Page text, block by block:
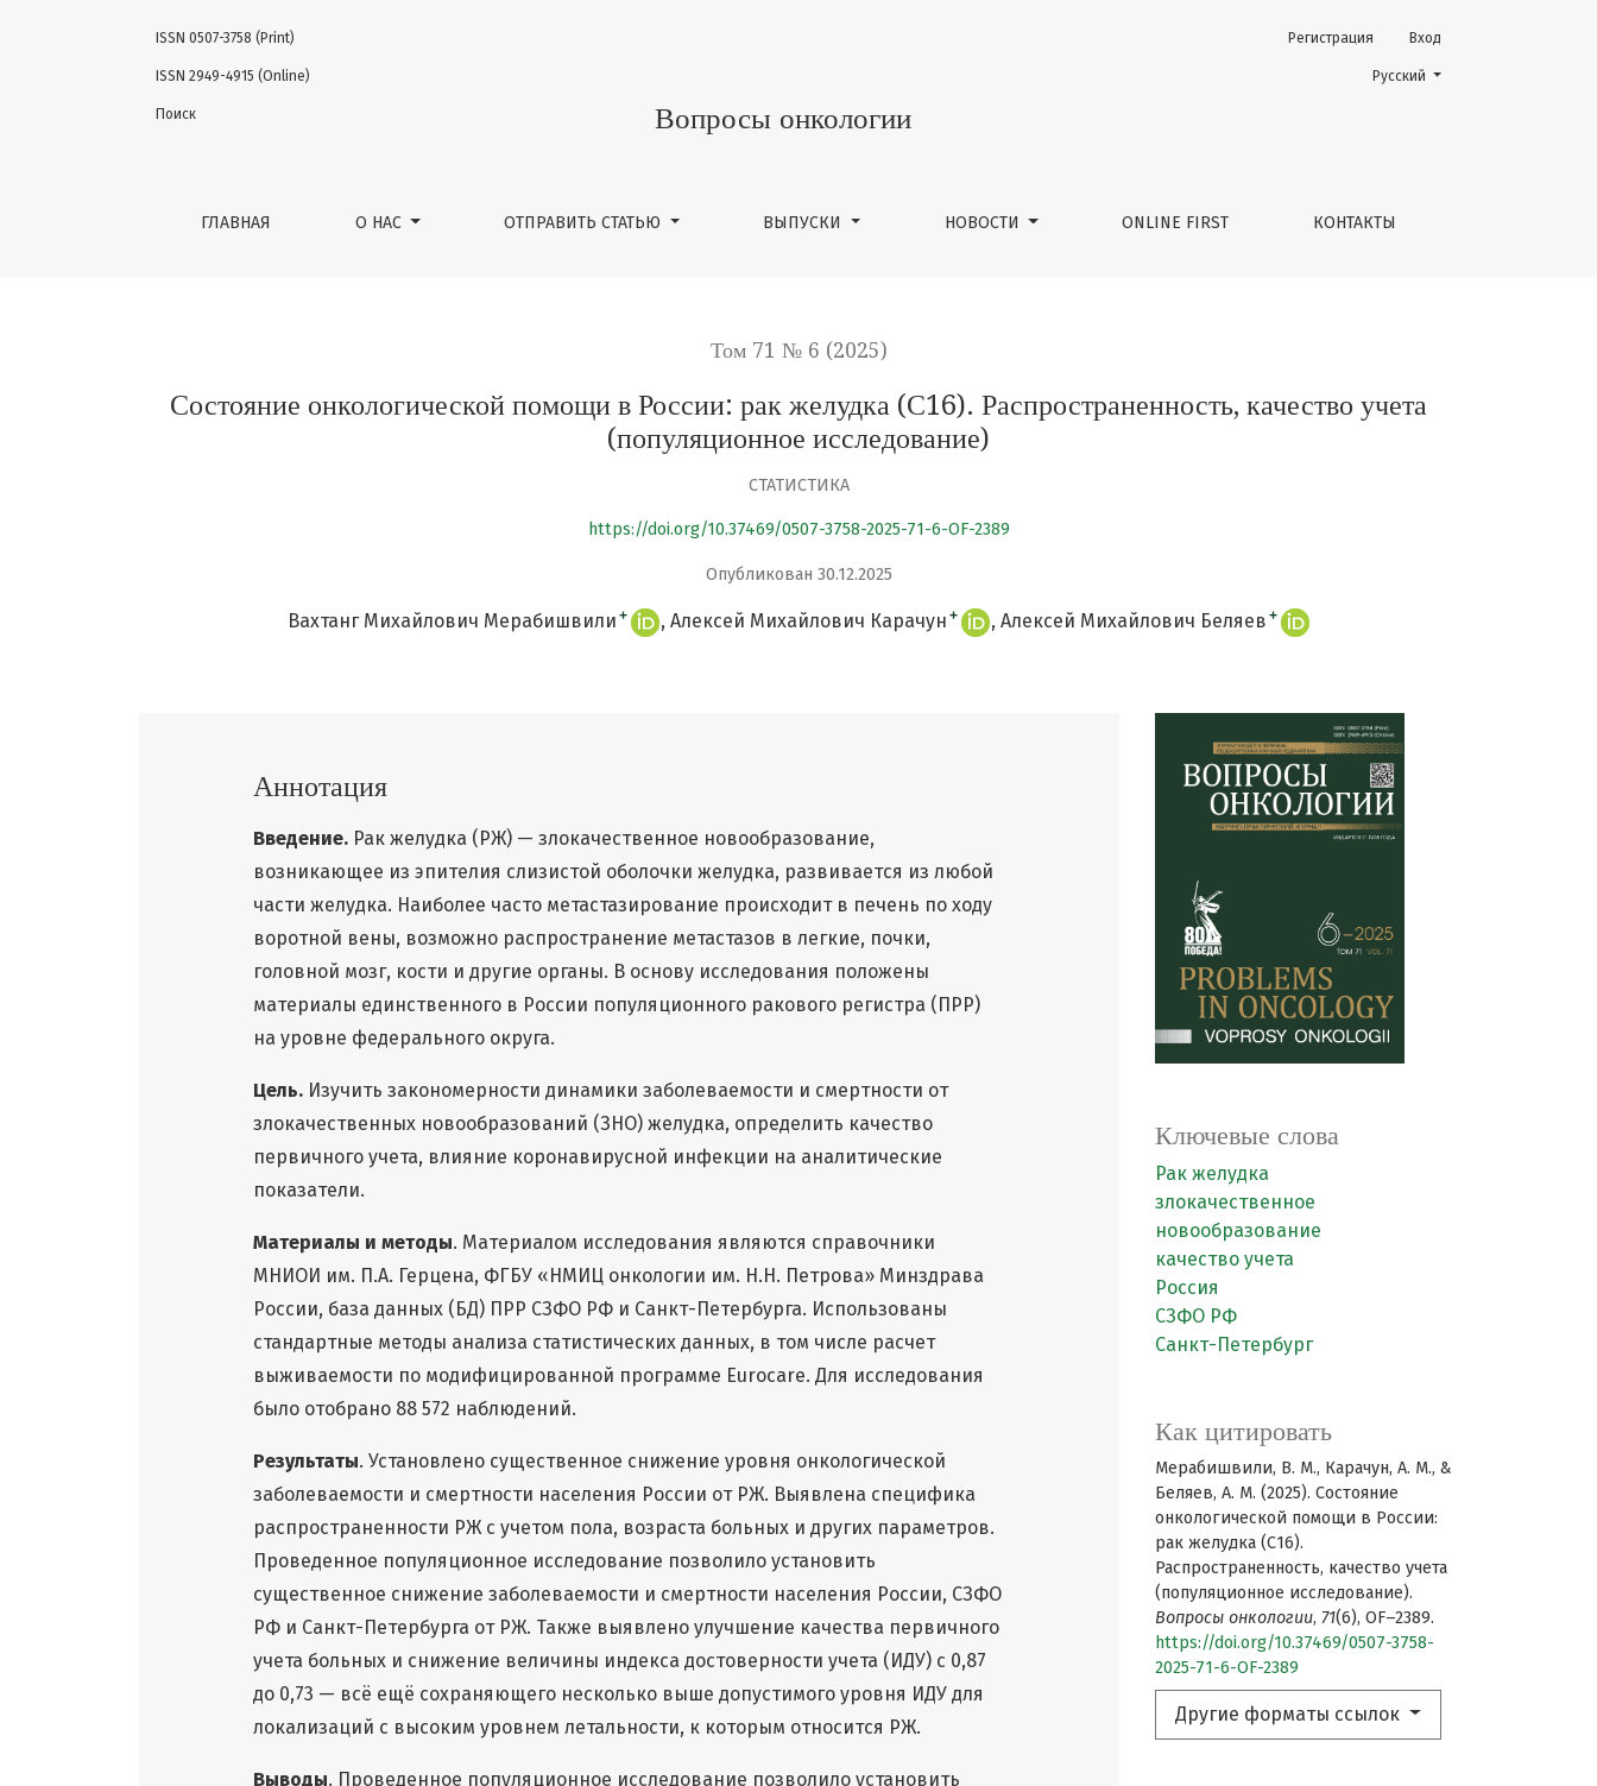
Состояние онкологической помощи в России: рак желудка (С16). Распространенность, качество учета (популяционное исследование)
Вопросы онкологии
ГЛАВНАЯ О НАС ОТПРАВИТЬ СТАТЬЮ ВЫПУСКИ НОВОСТИ ONLINE FIRST КОНТАКТЫ
Регистрация Вход
ISSN 0507-3758 (Print)
ISSN 2949-4915 (Online)
Поиск
Change the language. The
Русский
Том 71 № 6 (2025)
Состояние онкологической помощи в России: рак желудка (С16). Распространенность, качество учета
(популяционное исследование)
СТАТИСТИКА
https://doi.org/10.37469/0507-3758-2025-71-6-OF-2389
Опубликован 30.12.2025
Вахтанг Михайлович Мерабишвили + Алексей Михайлович Карачун + Алексей Михайлович Беляев +
Ключевые слова
Рак желудка
злокачественное
новообразование
качество учета
Россия
СЗФО РФ
Санкт-Петербург
Как цитировать
Мерабишвили, В. М., Карачун, А. М., &
Беляев, А. М. (2025). Состояние
онкологической помощи в России:
рак желудка (С16).
Распространенность, качество учета
(популяционное исследование).
Вопросы онкологии, 71(6), OF–2389.
https://doi.org/10.37469/0507-3758-
2025-71-6-OF-2389
Другие форматы ссылок
Аннотация
Введение. Рак желудка (РЖ) — злокачественное новообразование,
возникающее из эпителия слизистой оболочки желудка, развивается из любой
части желудка. Наиболее часто метастазирование происходит в печень по ходу
воротной вены, возможно распространение метастазов в легкие, почки,
головной мозг, кости и другие органы. В основу исследования положены
материалы единственного в России популяционного ракового регистра (ПРР)
на уровне федерального округа.
Цель. Изучить закономерности динамики заболеваемости и смертности от
злокачественных новообразований (ЗНО) желудка, определить качество
первичного учета, влияние коронавирусной инфекции на аналитические
показатели.
Материалы и методы. Материалом исследования являются справочники
МНИОИ им. П.А. Герцена, ФГБУ «НМИЦ онкологии им. Н.Н. Петрова» Минздрава
России, база данных (БД) ПРР СЗФО РФ и Санкт-Петербурга. Использованы
стандартные методы анализа статистических данных, в том числе расчет
выживаемости по модифицированной программе Eurocare. Для исследования
было отобрано 88 572 наблюдений.
Результаты. Установлено существенное снижение уровня онкологической
заболеваемости и смертности населения России от РЖ. Выявлена специфика
распространенности РЖ с учетом пола, возраста больных и других параметров.
Проведенное популяционное исследование позволило установить
существенное снижение заболеваемости и смертности населения России, СЗФО
РФ и Санкт-Петербурга от РЖ. Также выявлено улучшение качества первичного
учета больных и снижение величины индекса достоверности учета (ИДУ) с 0,87
до 0,73 — всё ещё сохраняющего несколько выше допустимого уровня ИДУ для
локализаций с высоким уровнем летальности, к которым относится РЖ.
Выводы. Проведенное популяционное исследование позволило установить